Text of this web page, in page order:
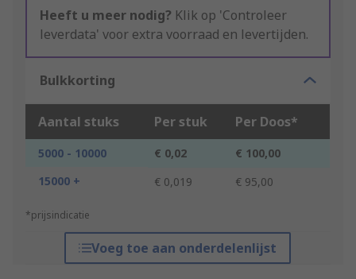
Heeft u meer nodig? Klik op 'Controleer
leverdata' voor extra voorraad en levertijden.
Bulkkorting
Aantal stuks Per stuk Per Doos*
5000 - 10000 € 0,02
€ 100,00
15000 +
€ 0,019 € 95,00
*prijsindicatie
Voeg toe aan onderdelenlijst